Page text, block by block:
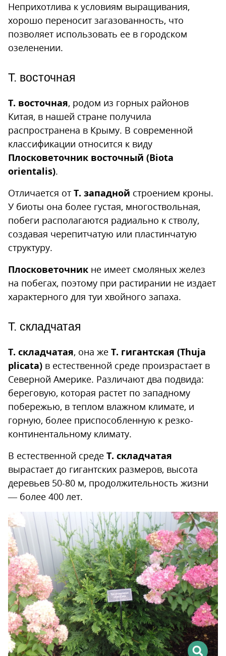
Неприхотлива к условиям выращивания,
хорошо переносит загазованность, что
позволяет использовать ее в городском
озеленении.
Т. восточная
Т. восточная, родом из горных районов
Китая, в нашей стране получила
распространена в Крыму. В современной
классификации относится к виду
Плосковеточник восточный (Biota
orientalis).
Отличается от Т. западной строением кроны.
У биоты она более густая, многоствольная,
побеги располагаются радиально к стволу,
создавая черепитчатую или пластинчатую
структуру.
Плосковеточник не имеет смоляных желез
на побегах, поэтому при растирании не издает
характерного для туи хвойного запаха.
Т. складчатая
Т. складчатая, она же Т. гигантская (Thuja
plicata) в естественной среде произрастает в
Северной Америке. Различают два подвида:
береговую, которая растет по западному
побережью, в теплом влажном климате, и
горную, более приспособленную к резко-
континентальному климату.
В естественной среде Т. складчатая
вырастает до гигантских размеров, высота
деревьев 50-80 м, продолжительность жизни
— более 400 лет.